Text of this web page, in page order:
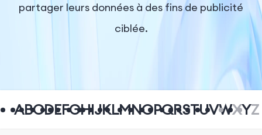
partager leurs données à des fins de publicité
ciblée.
ABCDEFGHIJKLMNOPQRSTUVWXYZ